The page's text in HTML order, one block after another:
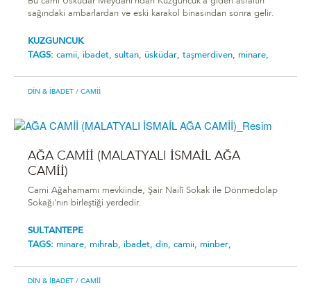
sağındaki ambarlardan ve eski karakol binasından sonra gelir.
KUZGUNCUK
TAGS: camii, ibadet, sultan, üsküdar, taşmerdiven, minare,
DIN & İBADET / CAMII
AĞA CAMİİ (MALATYALI İSMAİL AĞA
CAMİİ)
Cami Ağahamamı mevkiinde, Şair Nailî Sokak ile Dönmedolap
Sokağı'nın birleştiği yerdedir.
SULTANTEPE
TAGS: minare, mihrab, ibadet, din, camii, minber,
DIN & İBADET / CAMII